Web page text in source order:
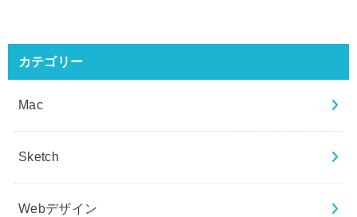
カテゴリー
Mac
Sketch
Webデザイン